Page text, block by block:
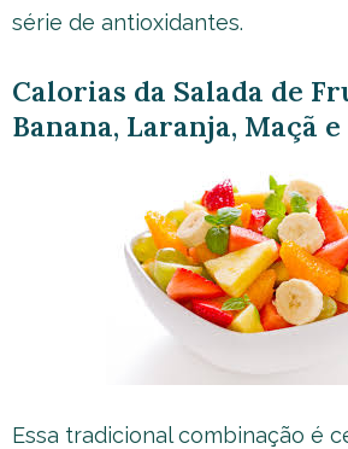
série de antioxidantes.
Calorias da Salada de
Banana, Laranja, Maçã
Essa tradicional combinação é